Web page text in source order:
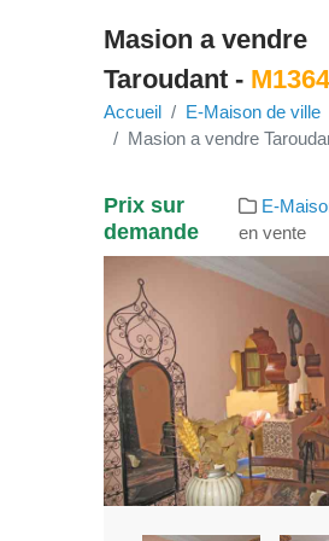
Masion a vendre
Taroudant -
Accueil
E-Maison de ville
Masion a vendre
Prix sur
demande
E-
en vente